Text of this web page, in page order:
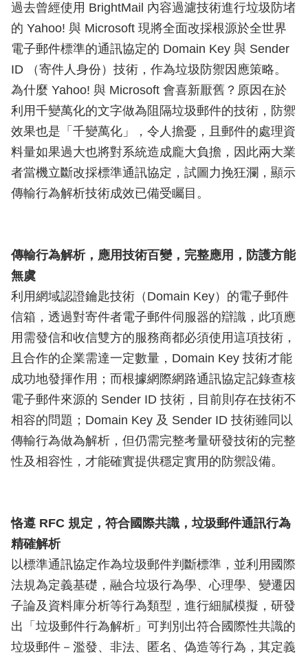
過去曾經使用 BrightMail 內容過濾技術進行垃圾防堵
的 Yahoo! 與 Microsoft 現將全面改採根源於全世界
電子郵件標準的通訊協定的 Domain Key 與 Sender
ID （寄件人身份）技術，作為垃圾防禦因應策略。
為什麼 Yahoo! 與 Microsoft 會喜新厭舊？原因在於
利用千變萬化的文字做為阻隔垃圾郵件的技術，防禦
效果也是「千變萬化」，令人擔憂，且郵件的處理資
料量如果過大也將對系統造成龐大負擔，因此兩大業
者當機立斷改採標準通訊協定，試圖力挽狂瀾，顯示
傳輸行為解析技術成效已備受矚目。
傳輸行為解析，應用技術百變，完整應用，防護方能
無虞
利用網域認證鑰匙技術（Domain Key）的電子郵件
信箱，透過對寄件者電子郵件伺服器的辯識，此項應
用需發信和收信雙方的服務商都必須使用這項技術，
且合作的企業需達一定數量，Domain Key 技術才能
成功地發揮作用；而根據網際網路通訊協定記錄查核
電子郵件來源的 Sender ID 技術，目前則存在技術不
相容的問題；Domain Key 及 Sender ID 技術雖同以
傳輸行為做為解析，但仍需完整考量研發技術的完整
性及相容性，才能確實提供穩定實用的防禦設備。
恪遵 RFC 規定，符合國際共識，垃圾郵件通訊行為
精確解析
以標準通訊協定作為垃圾郵件判斷標準，並利用國際
法規為定義基礎，融合垃圾行為學、心理學、變遷因
子論及資料庫分析等行為類型，進行細膩模擬，研發
出「垃圾郵件行為解析」可判別出符合國際性共識的
垃圾郵件－濫發、非法、匿名、偽造等行為，其定義